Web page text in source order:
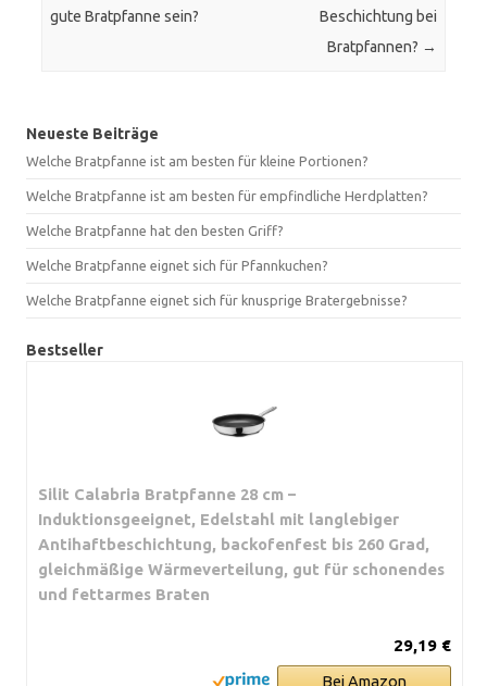
gute Bratpfanne sein?
Beschichtung bei
Bratpfannen? →
Neueste Beiträge
Welche Bratpfanne ist am besten für kleine Portionen?
Welche Bratpfanne ist am besten für empfindliche Herdplatten?
Welche Bratpfanne hat den besten Griff?
Welche Bratpfanne eignet sich für Pfannkuchen?
Welche Bratpfanne eignet sich für knusprige Bratergebnisse?
Bestseller
Silit Calabria Bratpfanne 28 cm –
Induktionsgeeignet, Edelstahl mit langlebiger
Antihaftbeschichtung, backofenfest bis 260 Grad,
gleichmäßige Wärmeverteilung, gut für schonendes
und fettarmes Braten
29,19 €
Bei Amazon